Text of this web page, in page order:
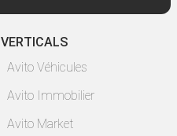
VERTICALS
Avito Véhicules
Avito Immobilier
Avito Market